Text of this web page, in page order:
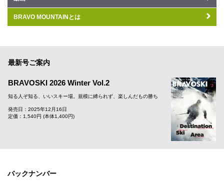
BRAVO MOUNTAINとは
最新号ご案内
BRAVOSKI 2026 Winter Vol.2
知る人ぞ知る、いいスキー場。規模に縛られず、楽しんだもの勝ち
発売日：2025年12月16日
定価：1,540円 (本体1,400円)
バックナンバー